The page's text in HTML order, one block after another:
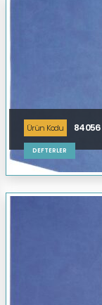
Ürün Kodu 84056
DEFTERLER